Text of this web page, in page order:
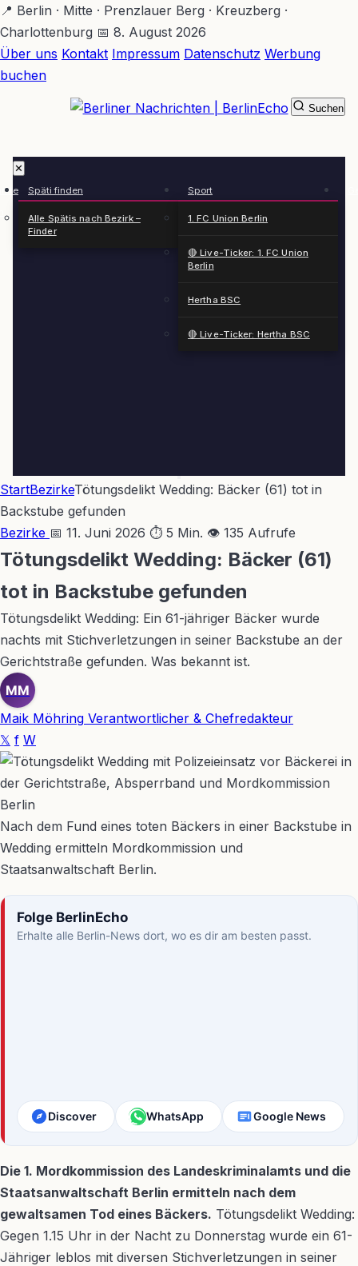
Zum
Hauptinhalt
springen
📍 Berlin · Mitte · Prenzlauer Berg · Kreuzberg ·
Charlottenburg 📅 8. August 2026
Über uns Kontakt Impressum Datenschutz Werbung
buchen
✕
Späti finden
Alle Spätis nach Bezirk –
Finder
Sport
1. FC Union Berlin
🔴 Live-Ticker: 1. FC Union
Berlin
Hertha BSC
🔴 Live-Ticker: Hertha BSC
Suchen
StartBezirkeTötungsdelikt Wedding: Bäcker (61) tot in
Backstube gefunden
Bezirke 📅 11. Juni 2026 ⏱ 5 Min. 👁 135 Aufrufe
Tötungsdelikt Wedding: Bäcker (61)
tot in Backstube gefunden
Tötungsdelikt Wedding: Ein 61-jähriger Bäcker wurde
nachts mit Stichverletzungen in seiner Backstube an der
Gerichtstraße gefunden. Was bekannt ist.
MM
Maik Möhring Verantwortlicher & Chefredakteur
𝕏 f W
Nach dem Fund eines toten Bäckers in einer Backstube in
Wedding ermitteln Mordkommission und
Staatsanwaltschaft Berlin.
Folge BerlinEcho
Erhalte alle Berlin-News dort, wo es dir am besten passt.
Discover WhatsApp Google News
Die 1. Mordkommission des Landeskriminalamts und die
Staatsanwaltschaft Berlin ermitteln nach dem
gewaltsamen Tod eines Bäckers. Tötungsdelikt Wedding:
Gegen 1.15 Uhr in der Nacht zu Donnerstag wurde ein 61-
Jähriger leblos mit diversen Stichverletzungen in seiner